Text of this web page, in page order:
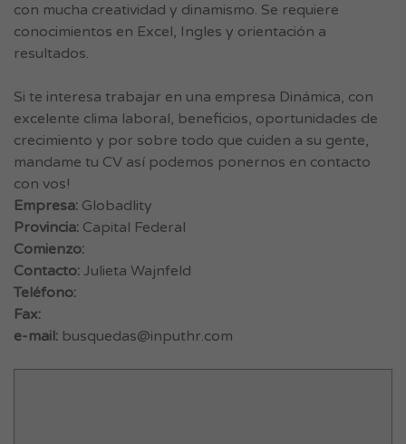
con mucha creatividad y dinamismo. Se requiere
conocimientos en Excel, Ingles y orientación a
resultados.
Si te interesa trabajar en una empresa Dinámica, con
excelente clima laboral, beneficios, oportunidades de
crecimiento y por sobre todo que cuiden a su gente,
mandame tu CV así podemos ponernos en contacto
con vos!
Empresa: Globadlity
Provincia: Capital Federal
Comienzo:
Contacto: Julieta Wajnfeld
Teléfono:
Fax:
e-mail: busquedas@inputhr.com